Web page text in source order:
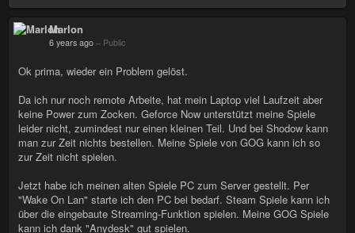
Marlon
6 years ago – Public
Ok prima, wieder ein Problem gelöst.
Da ich nur noch remote Arbeite, hat mein Laptop viel Laufzeit aber
keine Power zum Zocken. Geforce Now unterstützt meine Spiele
leider nicht, zumindest nur einen kleinen Teil. Und bei Shodow kann
man zur Zeit nichts bestellen. Meine Spiele von GOG kann ich so
zur Zeit nicht spielen.
Jetzt habe ich meinen alten Spiele PC zum Server gestellt. Per
"Wake On Lan" starte ich den PC bei bedarf. Steam Spiele kann ich
über die eingebaute Streaming-Funktion spielen. Meine GOG Spiele
kann ich dank "Anydesk" gut spielen.